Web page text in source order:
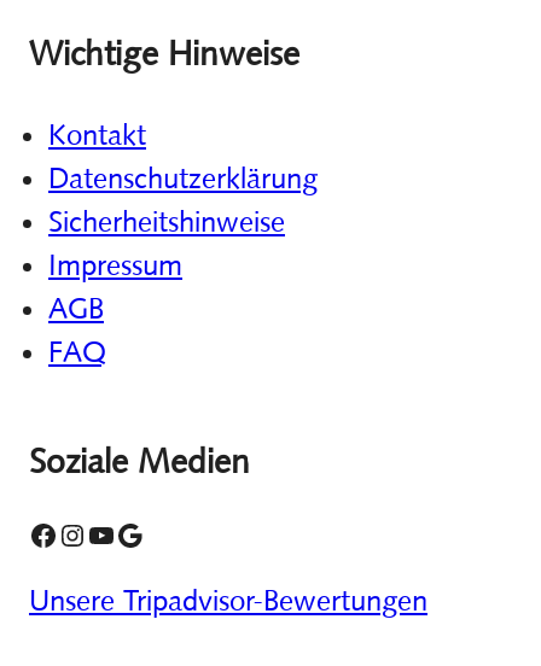
Wichtige Hinweise
Kontakt
Datenschutzerklärung
Sicherheitshinweise
Impressum
AGB
FAQ
Soziale Medien
Kontaktiert uns auf Facebook Folgt uns auf Instagram Unser YouTube-Kanal
Google Reviews
Unsere Tripadvisor-Bewertungen